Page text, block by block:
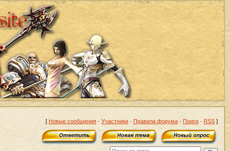
[ Новые сообщения · Участники · Правила форума · Поиск · RSS ]